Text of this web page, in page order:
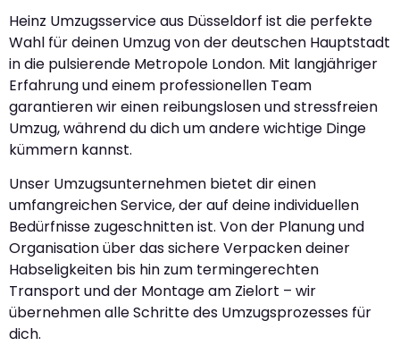
Heinz Umzugsservice aus Düsseldorf ist die perfekte
Wahl für deinen Umzug von der deutschen Hauptstadt
in die pulsierende Metropole London. Mit langjähriger
Erfahrung und einem professionellen Team
garantieren wir einen reibungslosen und stressfreien
Umzug, während du dich um andere wichtige Dinge
kümmern kannst.
Unser Umzugsunternehmen bietet dir einen
umfangreichen Service, der auf deine individuellen
Bedürfnisse zugeschnitten ist. Von der Planung und
Organisation über das sichere Verpacken deiner
Habseligkeiten bis hin zum termingerechten
Transport und der Montage am Zielort – wir
übernehmen alle Schritte des Umzugsprozesses für
dich.